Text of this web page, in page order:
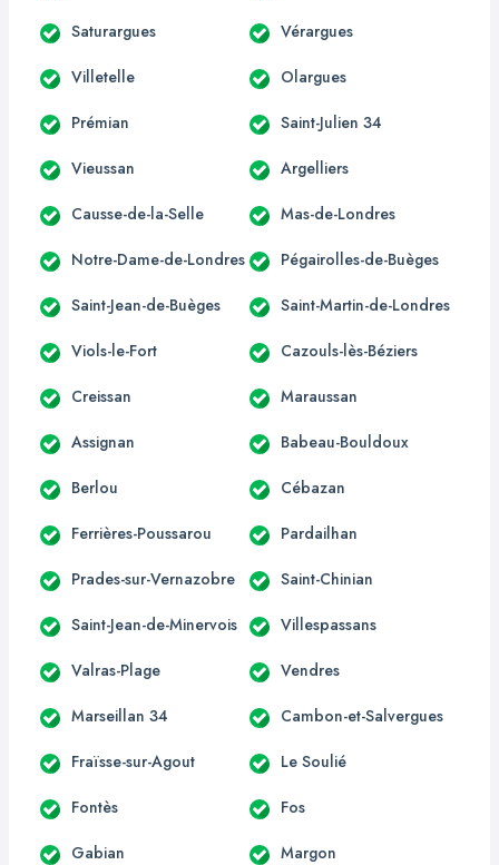
Saturargues Vérargues
Villetelle Olargues
Prémian Saint-Julien 34
Vieussan Argelliers
Causse-de-la-Selle Mas-de-Londres
Notre-Dame-de-Londres Pégairolles-de-Buèges
Saint-Jean-de-Buèges Saint-Martin-de-Londres
Viols-le-Fort Cazouls-lès-Béziers
Creissan Maraussan
Assignan Babeau-Bouldoux
Berlou Cébazan
Ferrières-Poussarou Pardailhan
Prades-sur-Vernazobre Saint-Chinian
Saint-Jean-de-Minervois Villespassans
Valras-Plage Vendres
Marseillan 34 Cambon-et-Salvergues
Fraïsse-sur-Agout Le Soulié
Fontès Fos
Gabian Margon